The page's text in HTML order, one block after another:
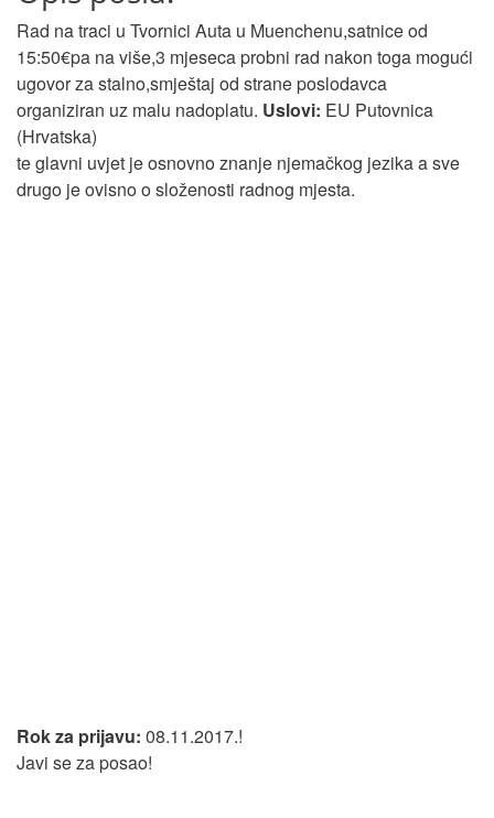
Rad na traci u Tvornici Auta u Muenchenu,satnice od
15:50€pa na više,3 mjeseca probni rad nakon toga mogući
ugovor za stalno,smještaj od strane poslodavca
organiziran uz malu nadoplatu. Uslovi: EU Putovnica
(Hrvatska)
te glavni uvjet je osnovno znanje njemačkog jezika a sve
drugo je ovisno o složenosti radnog mjesta.
Rok za prijavu: 08.11.2017.!
Javi se za posao!